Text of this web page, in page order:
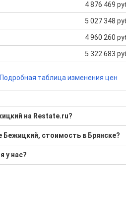
4 876 469
5 027 348
4 960 260
5 322 683
Подробная таблица изменения цен
на Restate.ru?
Бежицкий?
стоимость в Брянске?
цена: 2 700 000 Р; Средняя:
у нас?